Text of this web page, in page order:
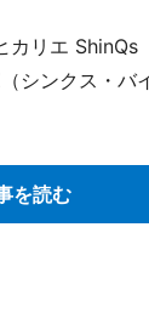
リエ ShinQs
シンクス・バ
を読む